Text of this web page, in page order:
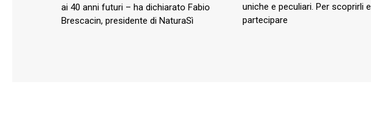
ai 40 anni futuri – ha dichiarato Fabio
Brescacin, presidente di NaturaSì
uniche e peculiari. Per scoprirli e
partecipare